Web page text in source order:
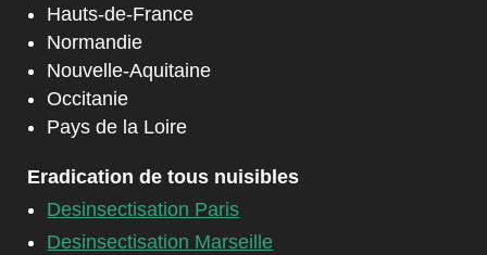
Hauts-de-France
Normandie
Nouvelle-Aquitaine
Occitanie
Pays de la Loire
Eradication de tous nuisibles
Desinsectisation Paris
Desinsectisation Marseille